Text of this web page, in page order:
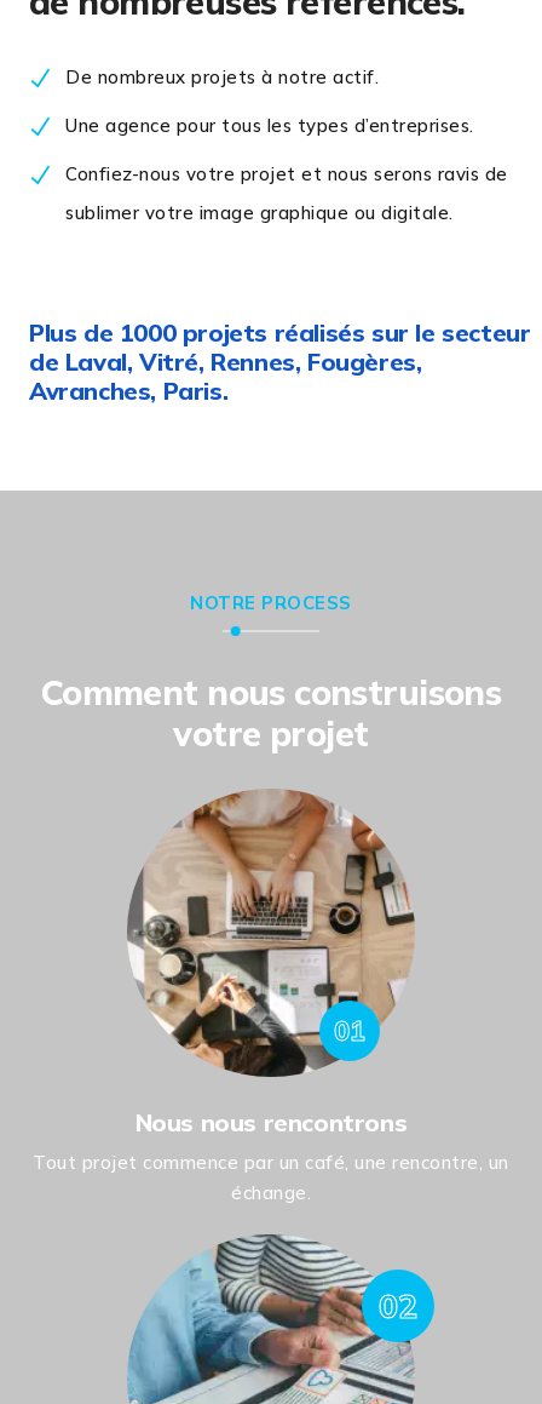
De nombreux projets à notre actif.
Une agence pour tous les types d’entreprises.
Confiez-nous votre projet et nous serons ravis de
sublimer votre image graphique ou digitale.
Plus de 1000 projets réalisés sur le secteur
de Laval, Vitré, Rennes, Fougères,
Avranches, Paris.
NOTRE PROCESS
Comment nous construisons
votre projet
01
Nous nous rencontrons
Tout projet commence par un café, une rencontre, un
échange.
02